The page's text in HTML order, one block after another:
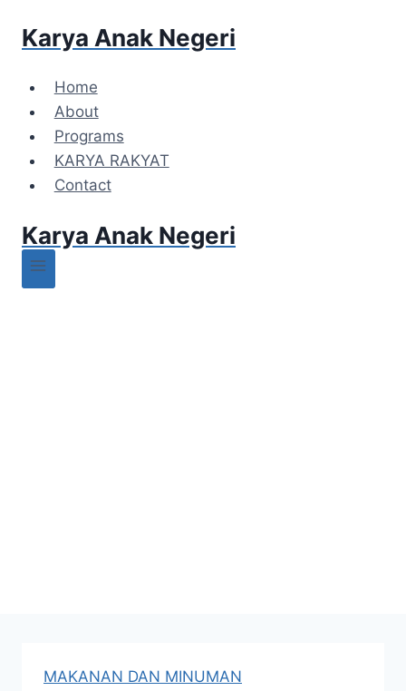
Karya Anak Negeri
Home
About
Programs
KARYA RAKYAT
Contact
Karya Anak Negeri
MAKANAN DAN MINUMAN